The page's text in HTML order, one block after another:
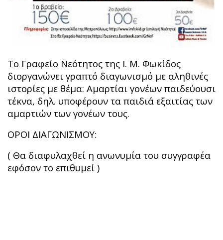
Το Γραφείο Νεότητος της Ι. Μ. Φωκίδος
διοργανώνει γραπτό διαγωνισμό με αληθινές
ιστορίες με θέμα: Αμαρτίαι γονέων παιδεύουσι
τέκνα, δηλ. υποφέρουν τα παιδιά εξαιτίας των
αμαρτιών των γονέων τους.
ΟΡΟΙ ΔΙΑΓΩΝΙΣΜΟΥ:
( Θα διαφυλαχθεί η ανωνυμία του συγγραφέα
εφόσον το επιθυμεί )